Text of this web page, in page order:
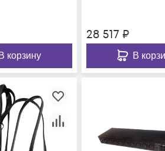
В корзину
28 517₽
В